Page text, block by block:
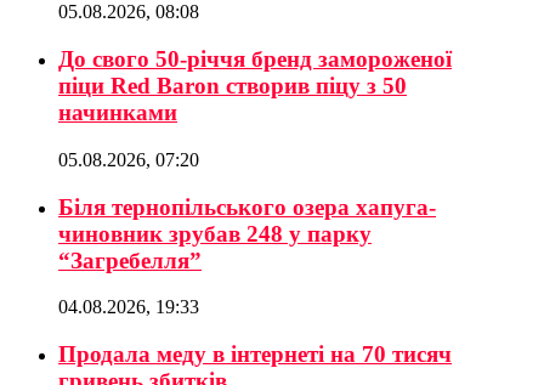
05.08.2026, 08:08
До свого 50-річчя бренд замороженої
піци Red Baron створив піцу з 50
начинками
05.08.2026, 07:20
Біля тернопільського озера хапуга-
чиновник зрубав 248 у парку
“Загребелля”
04.08.2026, 19:33
Продала меду в інтернеті на 70 тисяч